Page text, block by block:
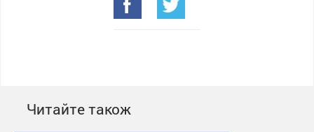
Читайте також